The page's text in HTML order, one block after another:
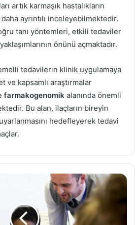
artık karmaşık hastalıkların
ayrıntılı inceleyebilmektedir.
tanı yöntemleri, etkili tedaviler
önünü açmaktadır.
tedavilerin klinik uygulamaya
ve kapsamlı araştırmalar
farmakogenomik alanında önemli
Bu alan, ilaçların bireyin
hedefleyerek tedavi